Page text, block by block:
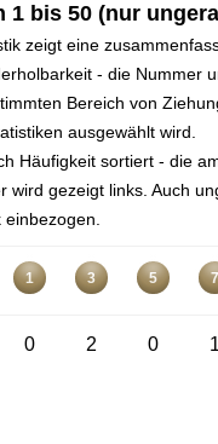
1 bis 50 (nur
zeigt eine
- die Nummer
Bereich von
ausgewählt wird.
Häufigkeit sortiert - die
wird gezeigt links. Auch
1 3 5 7
0 2 0 1